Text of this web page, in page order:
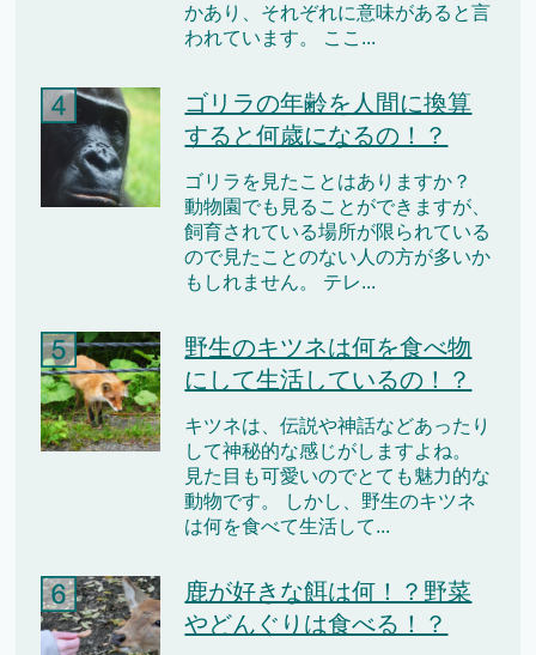
かあり、それぞれに意味があると言
われています。 ここ...
ゴリラの年齢を人間に換算
すると何歳になるの！？
ゴリラを見たことはありますか？
動物園でも見ることができますが、
飼育されている場所が限られている
ので見たことのない人の方が多いか
もしれません。 テレ...
野生のキツネは何を食べ物
にして生活しているの！？
キツネは、伝説や神話などあったり
して神秘的な感じがしますよね。
見た目も可愛いのでとても魅力的な
動物です。 しかし、野生のキツネ
は何を食べて生活して...
鹿が好きな餌は何！？野菜
やどんぐりは食べる！？